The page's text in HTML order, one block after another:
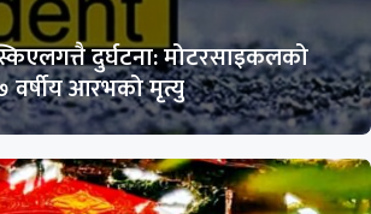
दुर्घटना: मोटरसाइकलको
आरभको मृत्यु